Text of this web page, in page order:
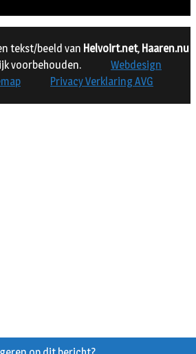
tekst/beeld van Helvoirt.net, Haaren.nu
voorbehouden.
Webdesign
Privacy Verklaring AVG